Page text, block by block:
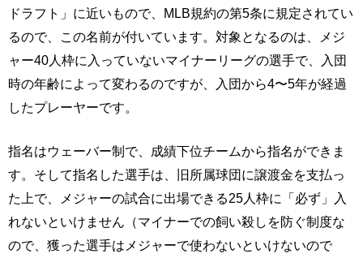
ドラフト」に近いもので、MLB規約の第5条に規定されてい
るので、この名前が付いています。対象となるのは、メジ
ャー40人枠に入っていないマイナーリーグの選手で、入団
時の年齢によって変わるのですが、入団から4〜5年が経過
したプレーヤーです。
指名はウェーバー制で、成績下位チームから指名ができま
す。そして指名した選手は、旧所属球団に譲渡金を支払っ
た上で、メジャーの試合に出場できる25人枠に「必ず」入
れないといけません（マイナーでの飼い殺しを防ぐ制度な
ので、獲った選手はメジャーで使わないといけないので